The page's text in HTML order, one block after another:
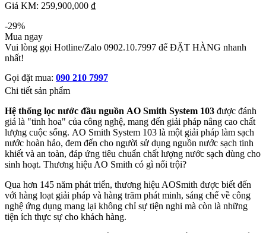
Giá KM: 259,900,000 ₫
-29%
Mua ngay
Vui lòng gọi Hotline/Zalo 0902.10.7997 để ĐẶT HÀNG nhanh
nhất!
Gọi đặt mua: 090 210 7997
Chi tiết sản phẩm
Hệ thống lọc nước đầu nguồn AO Smith System 103 được đánh
giá là "tinh hoa" của công nghệ, mang đến giải pháp nâng cao chất
lượng cuộc sống. AO Smith System 103 là một giải pháp làm sạch
nước hoàn hảo, đem đến cho người sử dụng nguồn nước sạch tinh
khiết và an toàn, đáp ứng tiêu chuẩn chất lượng nước sạch dùng cho
sinh hoạt. Thương hiệu AO Smith có gì nổi trội?
Qua hơn 145 năm phát triển, thương hiệu AOSmith được biết đến
với hàng loạt giải pháp và hàng trăm phát minh, sáng chế về công
nghệ ứng dụng mang lại không chỉ sự tiện nghi mà còn là những
tiện ích thực sự cho khách hàng.